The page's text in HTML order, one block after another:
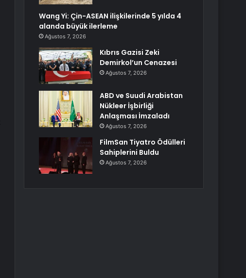
Wang Yi: Çin-ASEAN ilişkilerinde 5 yılda 4
alanda büyük ilerleme
Ağustos 7, 2026
Kıbrıs Gazisi Zeki
Demirkol’un Cenazesi
Ağustos 7, 2026
ABD ve Suudi Arabistan
Nükleer İşbirliği
Anlaşması İmzaladı
Ağustos 7, 2026
FilmSan Tiyatro Ödülleri
Sahiplerini Buldu
Ağustos 7, 2026